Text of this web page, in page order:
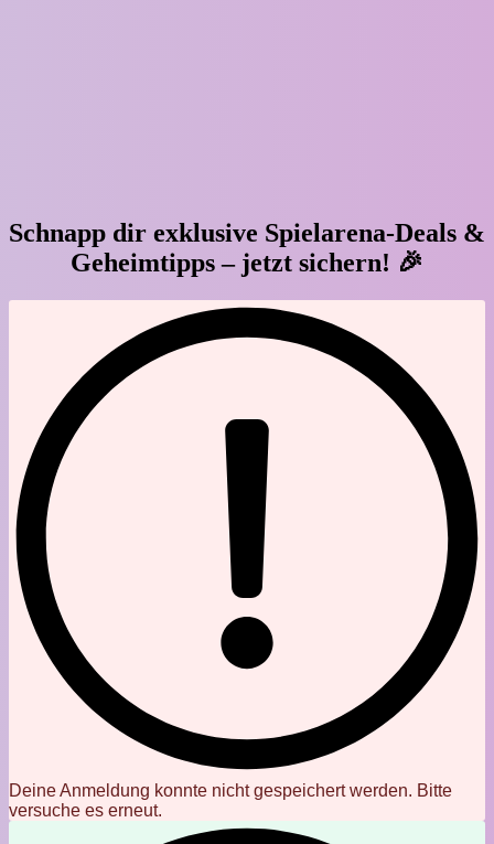
Schnapp dir exklusive Spielarena-Deals &
Geheimtipps – jetzt sichern! 🎉
Deine Anmeldung konnte nicht gespeichert werden. Bitte
versuche es erneut.